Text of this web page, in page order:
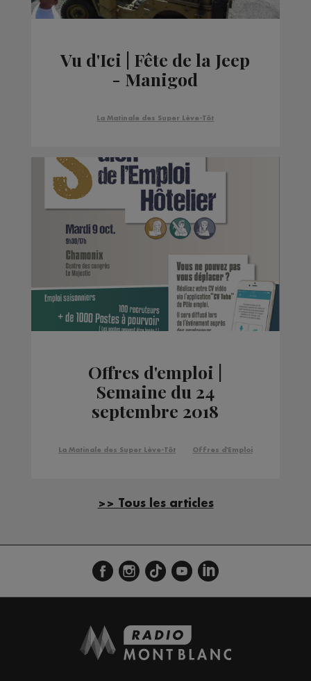
Vu d'Ici | Fête de la Jeep
- Manigod
La Matinale des Super Lève-Tôt
Offres d'emploi |
Semaine du 24
septembre 2018
La Matinale des Super Lève-Tôt Offres d'Emploi
>> Tous les articles